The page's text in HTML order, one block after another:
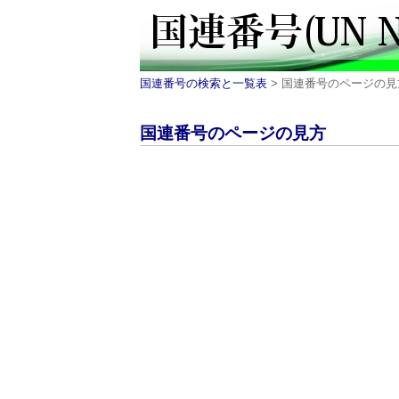
国連番号の検索と一覧表 > 国連番号のページの
国連番号のページの見方